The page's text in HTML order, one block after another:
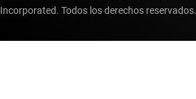
Incorporated. Todos los derechos reservados.